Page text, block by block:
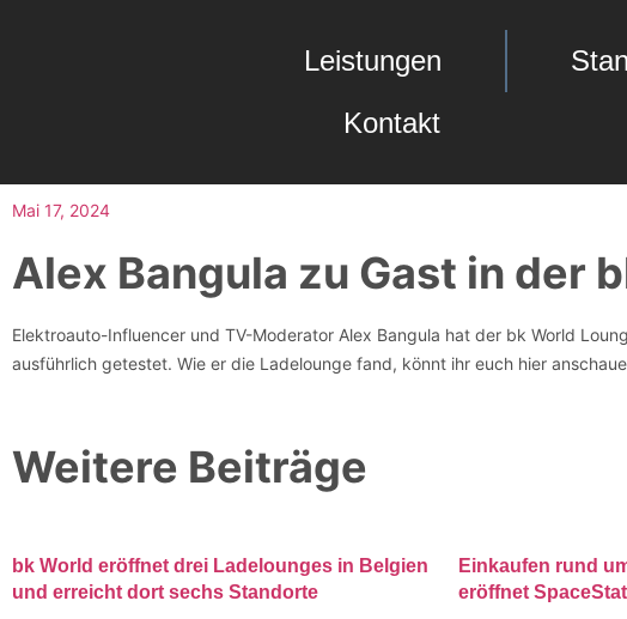
Leistungen
Kontakt
Mai 17, 2024
Alex Bangula zu Gast in der
Elektroauto-Influencer und TV-Moderator Alex Bangula hat der bk World
ausführlich getestet. Wie er die Ladelounge fand, könnt ihr euch hier
Weitere Beiträge
bk World eröffnet drei Ladelounges in Belgien
und erreicht dort sechs Standorte
Einkaufen rund
eröffnet